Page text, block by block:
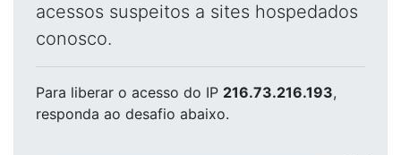
acessos suspeitos a sites hospedados
conosco.
Para liberar o acesso do IP 216.73.216.193,
responda ao desafio abaixo.